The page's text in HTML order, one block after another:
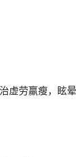
虚劳羸瘦，眩